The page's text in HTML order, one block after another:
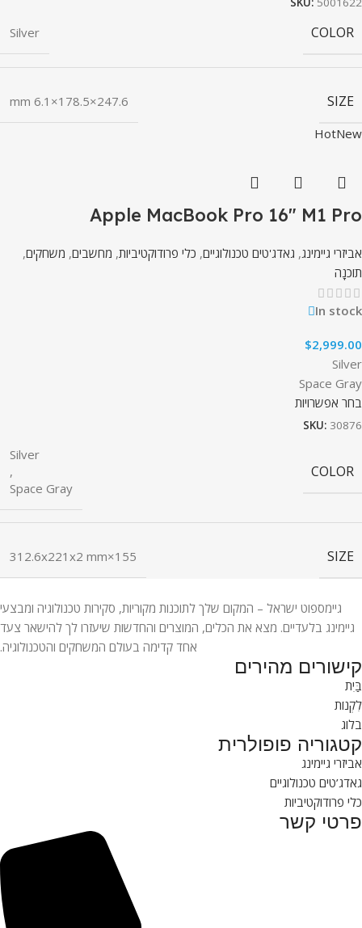
COLOR
Silver
SIZE
247.6×178.5×6.1 mm
HotNew
Apple MacBook Pro 16″ M1 Pro
אביזרי גיימינג, גאדג'טים טכנולוגיים, כלי פרודוקטיביות, מחשבים, משחקים,
תוֹכנָה
In stock
$2,999.00
Silver
Space Gray
בחר אפשרויות
SKU: 30876
COLOR
Silver
,
Space Gray
SIZE
155×312.6x221x2 mm
גיימספוט ישראל – המקום שלך לתוכנות מקוריות, סקירות טכנולוגיה ומבצעי
גיימינג בלעדיים. מצא את הכלים, המוצרים והחדשות שיעזרו לך להישאר צעד
אחד קדימה בעולם המשחקים והטכנולוגיה.
קישורים מהירים
בַּיִת
לִקְנוֹת
בלוג
קטגוריה פופולרית
אביזרי גיימינג
גאדג’טים טכנולוגיים
כלי פרודוקטיביות
פרטי קשר